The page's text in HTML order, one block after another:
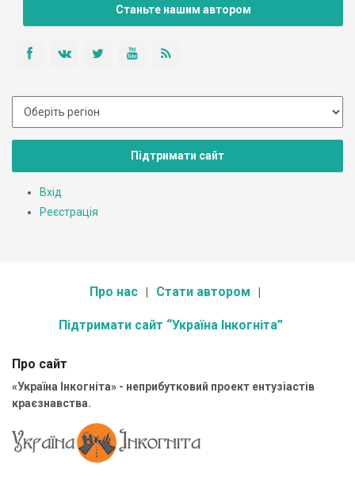
Станьте нашим автором
Підтримати сайт
Вхід
Реєстрація
Про нас Стати автором
Підтримати сайт “Україна Інкогніта”
Про сайт
«Україна Інкогніта» - неприбутковий проект ентузіастів
краєзнавства.